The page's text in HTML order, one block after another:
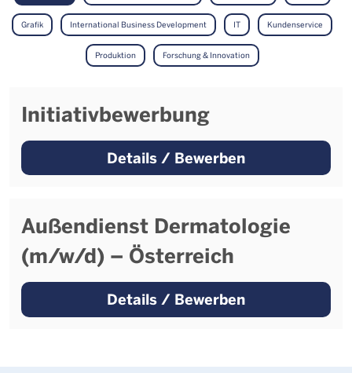
Grafik International Business Development IT Kundenservice
Produktion Forschung & Innovation
Initiativbewerbung
Details / Bewerben
Außendienst Dermatologie
(m/w/d) – Österreich
Details / Bewerben